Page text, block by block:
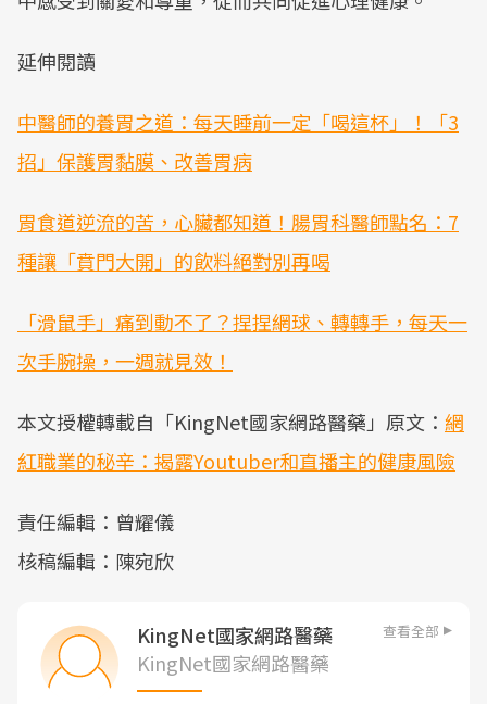
延伸閱讀
中醫師的養胃之道：每天睡前一定「喝這杯」！「3
招」保護胃黏膜、改善胃病
胃食道逆流的苦，心臟都知道！腸胃科醫師點名：7
種讓「賁門大開」的飲料絕對別再喝
「滑鼠手」痛到動不了？捏捏網球、轉轉手，每天一
次手腕操，一週就見效！
本文授權轉載自「KingNet國家網路醫藥」原文： 網
紅職業的秘辛：揭露Youtuber和直播主的健康風險
責任編輯：曾耀儀
核稿編輯：陳宛欣
KingNet國家網路醫藥 查看全部
KingNet國家網路醫藥